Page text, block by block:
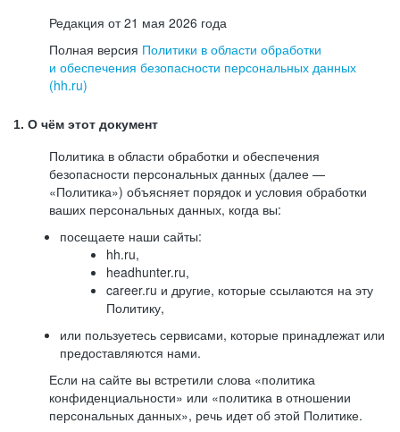
Редакция от 21 мая 2026 года
Полная версия Политики в области обработки
и обеспечения безопасности персональных данных
(hh.ru)
1. О чём этот документ
Политика в области обработки и обеспечения
безопасности персональных данных (далее —
«Политика») объясняет порядок и условия обработки
ваших персональных данных, когда вы:
посещаете наши сайты:
hh.ru,
headhunter.ru,
career.ru и другие, которые ссылаются на эту
Политику,
или пользуетесь сервисами, которые принадлежат или
предоставляются нами.
Если на сайте вы встретили слова «политика
конфиденциальности» или «политика в отношении
персональных данных», речь идет об этой Политике.